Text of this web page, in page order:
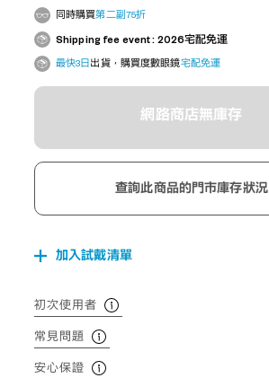
同時購買第二副75折
Shipping fee event : 2026宅配免運
最快3日 出貨，購買度數眼鏡宅配免運
網路商店無庫存
查詢此商品的門市庫存狀況
加入試戴清單
初次使用者
常見問題
安心保證